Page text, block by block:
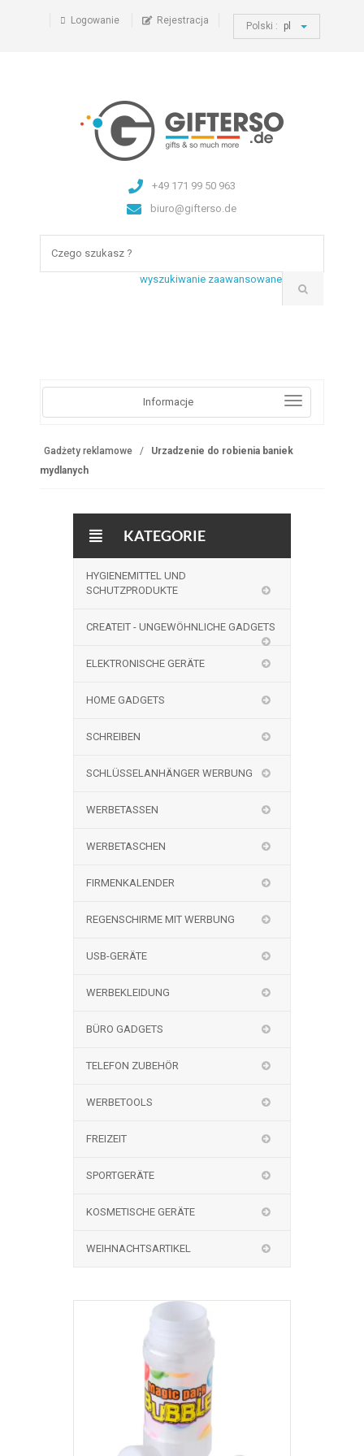
Logowanie Rejestracja Polski : pl
+49 171 99 50 963
biuro@gifterso.de
wyszukiwanie zaawansowane
Informacje
Gadżety reklamowe
Urzadzenie do robienia baniek
mydlanych
KATEGORIE
HYGIENEMITTEL UND
SCHUTZPRODUKTE
CREATEIT - UNGEWÖHNLICHE GADGETS
ELEKTRONISCHE GERÄTE
HOME GADGETS
SCHREIBEN
SCHLÜSSELANHÄNGER WERBUNG
WERBETASSEN
WERBETASCHEN
FIRMENKALENDER
REGENSCHIRME MIT WERBUNG
USB-GERÄTE
WERBEKLEIDUNG
BÜRO GADGETS
TELEFON ZUBEHÖR
WERBETOOLS
FREIZEIT
SPORTGERÄTE
KOSMETISCHE GERÄTE
WEIHNACHTSARTIKEL